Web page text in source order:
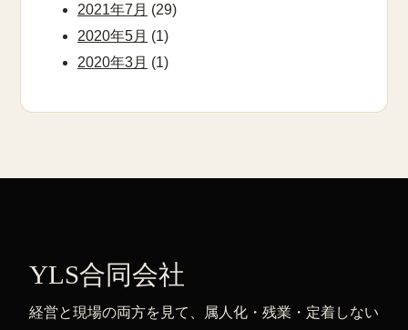
2021年7月 (29)
2020年5月 (1)
2020年3月 (1)
YLS合同会社
経営と現場の両方を見て、属人化・残業・定着しない